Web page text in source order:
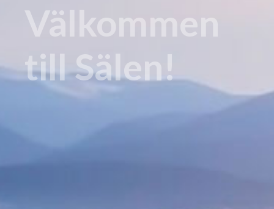
Välkommen
till Sälen!